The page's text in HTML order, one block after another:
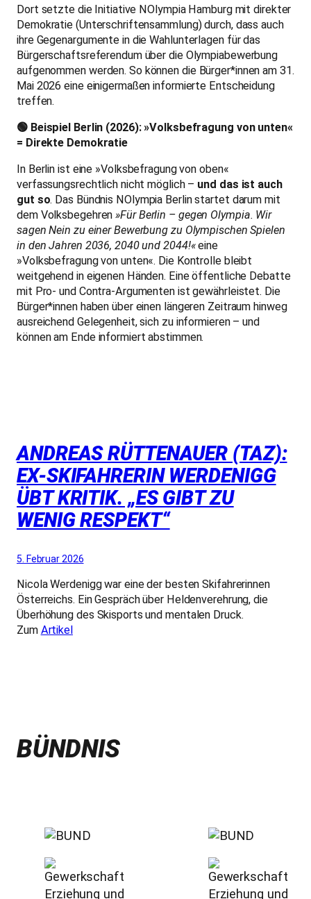
Dort setzte die Initiative NOlympia Hamburg mit direkter
Demokratie (Unterschriftensammlung) durch, dass auch
ihre Gegenargumente in die Wahlunterlagen für das
Bürgerschaftsreferendum über die Olympiabewerbung
aufgenommen werden. So können die Bürger*innen am 31.
Mai 2026 eine einigermaßen informierte Entscheidung
treffen.
🟢 Beispiel Berlin (2026): »Volksbefragung von unten«
= Direkte Demokratie
In Berlin ist eine »Volksbefragung von oben«
verfassungsrechtlich nicht möglich – und das ist auch
gut so. Das Bündnis NOlympia Berlin startet darum mit
dem Volksbegehren»Für Berlin – gegen Olympia. Wir
sagen Nein zu einer Bewerbung zu Olympischen Spielen
in den Jahren 2036, 2040 und 2044!«eine
»Volksbefragung von unten«. Die Kontrolle bleibt
weitgehend in eigenen Händen. Eine öffentliche Debatte
mit Pro- und Contra-Argumenten ist gewährleistet. Die
Bürger*innen haben über einen längeren Zeitraum hinweg
ausreichend Gelegenheit, sich zu informieren – und
können am Ende informiert abstimmen.
ANDREAS RÜTTENAUER (TAZ):
EX-SKIFAHRERIN WERDENIGG
ÜBT KRITIK. „ES GIBT ZU
WENIG RESPEKT“
5. Februar 2026
Nicola Werdenigg war eine der besten Skifahrerinnen
Österreichs. Ein Gespräch über Heldenverehrung, die
Überhöhung des Skisports und mentalen Druck.
Zum Artikel
BÜNDNIS